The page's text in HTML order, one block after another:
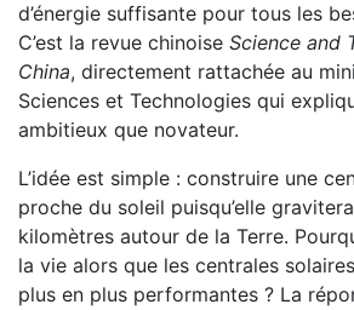
d’énergie suffisante pour tous les
C’est la revue chinoise Science and
China, directement rattachée au
Sciences et Technologies qui
ambitieux que novateur.
L’idée est simple : construire une
proche du soleil puisqu’elle
kilomètres autour de la Terre.
la vie alors que les centrales
plus en plus performantes ? La